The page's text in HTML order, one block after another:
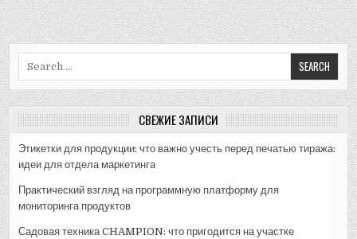
СВЕЖИЕ ЗАПИСИ
Этикетки для продукции: что важно учесть перед печатью тиража:
идеи для отдела маркетинга
Практический взгляд на программную платформу для
мониторинга продуктов
Садовая техника CHAMPION: что пригодится на участке